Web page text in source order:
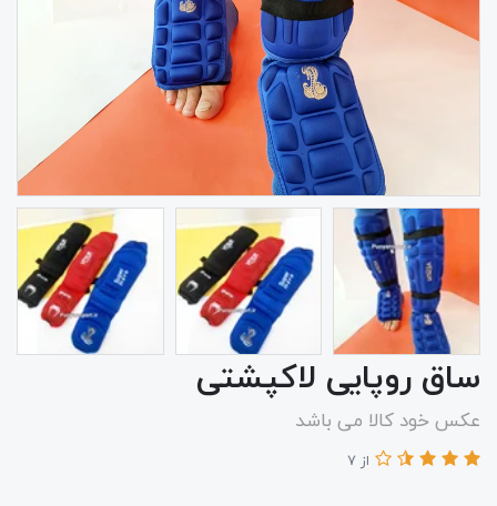
ساق روپایی لاکپشتی
عکس خود کالا می باشد
از 7